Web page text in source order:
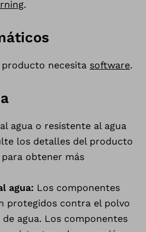
.
producto necesita software.
agua o resistente al agua
los detalles del producto
obtener más
agua: Los componentes
protegidos contra el polvo
agua. Los componentes